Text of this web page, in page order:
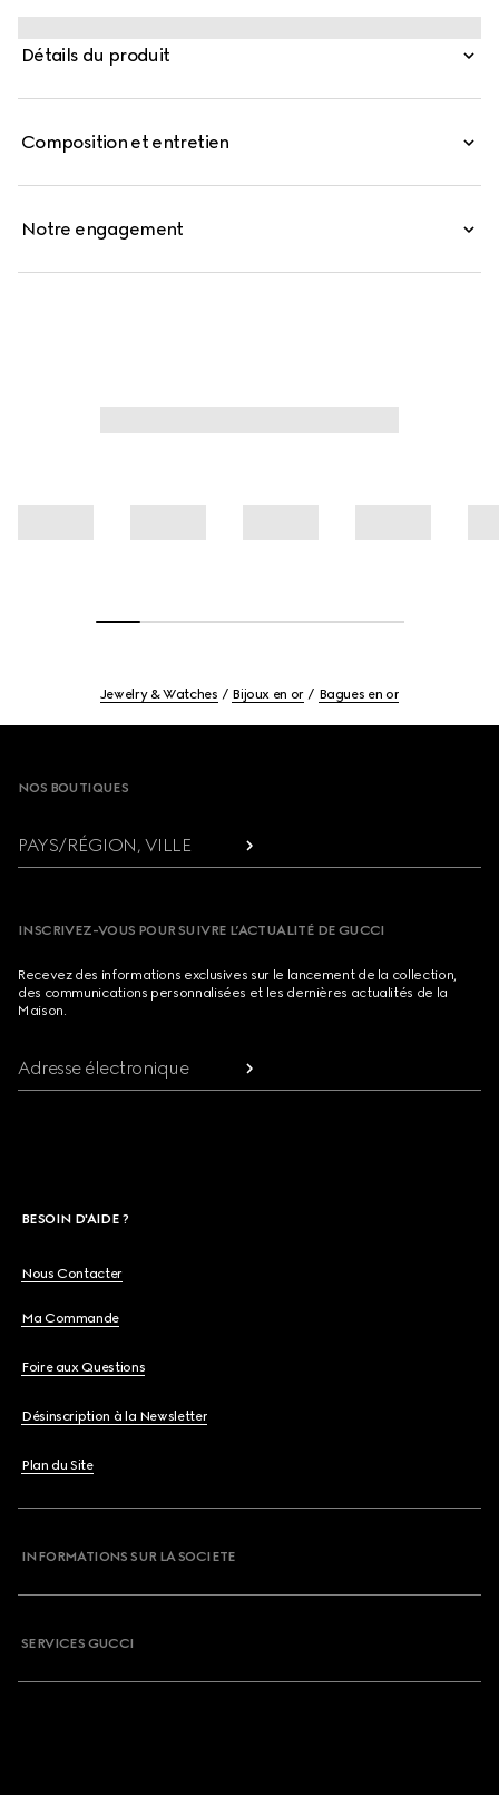
comprend des styles en or jaune avec le motif GG
découpé emblématique.
Détails du produit
Composition et entretien
Notre engagement
Jewelry & Watches Bijoux en or Bagues en or
NOS BOUTIQUES
PAYS/RÉGION, VILLE
INSCRIVEZ-VOUS POUR SUIVRE L’ACTUALITÉ DE GUCCI
Recevez des informations exclusives sur le lancement de la collection,
des communications personnalisées et les dernières actualités de la
Maison.
Adresse électronique
BESOIN D'AIDE ?
Nous Contacter
Ma Commande
Foire aux Questions
Désinscription à la Newsletter
Plan du Site
INFORMATIONS SUR LA SOCIETE
SERVICES GUCCI